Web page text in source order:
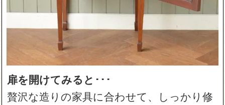
扉を開けてみると･･･
贅沢な造りの家具に合わせて、しっかり修